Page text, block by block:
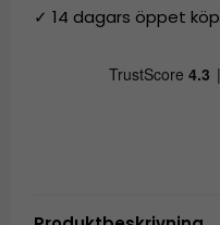
✓ 14 dagars öppet köp